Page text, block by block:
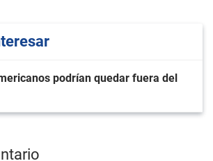
podrían quedar fuera del